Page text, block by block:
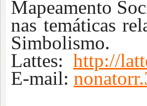
Mapeamento
nas temáticas
Simbolismo.
Lattes: http://
E-mail: